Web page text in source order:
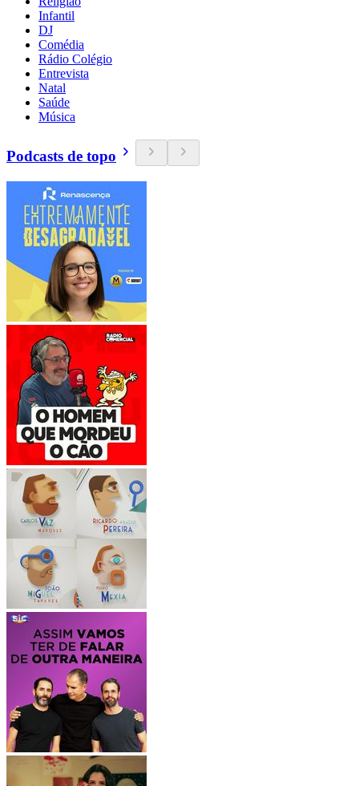
Infantil
DJ
Comédia
Rádio Colégio
Entrevista
Natal
Saúde
Música
Podcasts de topo